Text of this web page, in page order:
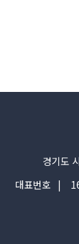
경기도
대표번호